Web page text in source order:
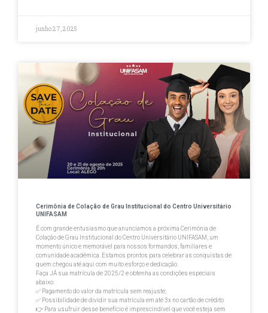
junho 27, 2025
Cerimônia de Colação de Grau Institucional do Centro Universitário
UNIFASAM
É com grande entusiasmo que anunciamos a próxima Cerimônia de
Colação de Grau Institucional do Centro Universitário UNIFASAM, um
momento único e memorável para nossos formandos, familiares e
comunidade acadêmica. Estamos prontos para celebrar as conquistas de
quem chegou até aqui com muito esforço e dedicação.
Faça JÁ sua matrícula de 2025/2 e obtenha as condições especiais
abaixo:
✅ Pagamento do valor da matrícula sem reajuste;
✅ Possibilidade de dividir sua matrícula em até 3x no cartão de crédito
👉 Para usufruir desse benefício é imprescindível que você esteja sem